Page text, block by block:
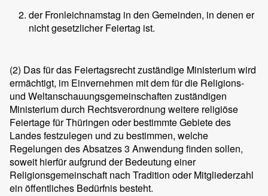
der Fronleichnamstag in den Gemeinden, in denen er
nicht gesetzlicher Feiertag ist.
(2) Das für das Feiertagsrecht zuständige Ministerium wird
ermächtigt, im Einvernehmen mit dem für die Religions-
und Weltanschauungsgemeinschaften zuständigen
Ministerium durch Rechtsverordnung weitere religiöse
Feiertage für Thüringen oder bestimmte Gebiete des
Landes festzulegen und zu bestimmen, welche
Regelungen des Absatzes 3 Anwendung finden sollen,
soweit hierfür aufgrund der Bedeutung einer
Religionsgemeinschaft nach Tradition oder Mitgliederzahl
ein öffentliches Bedürfnis besteht.